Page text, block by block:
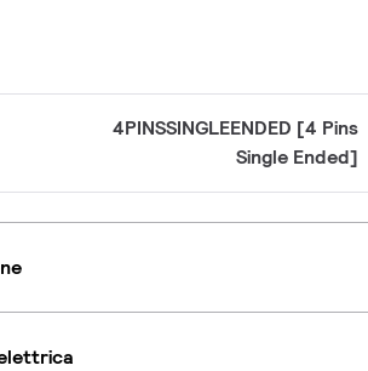
4PINSSINGLEENDED [4 Pins
Single Ended]